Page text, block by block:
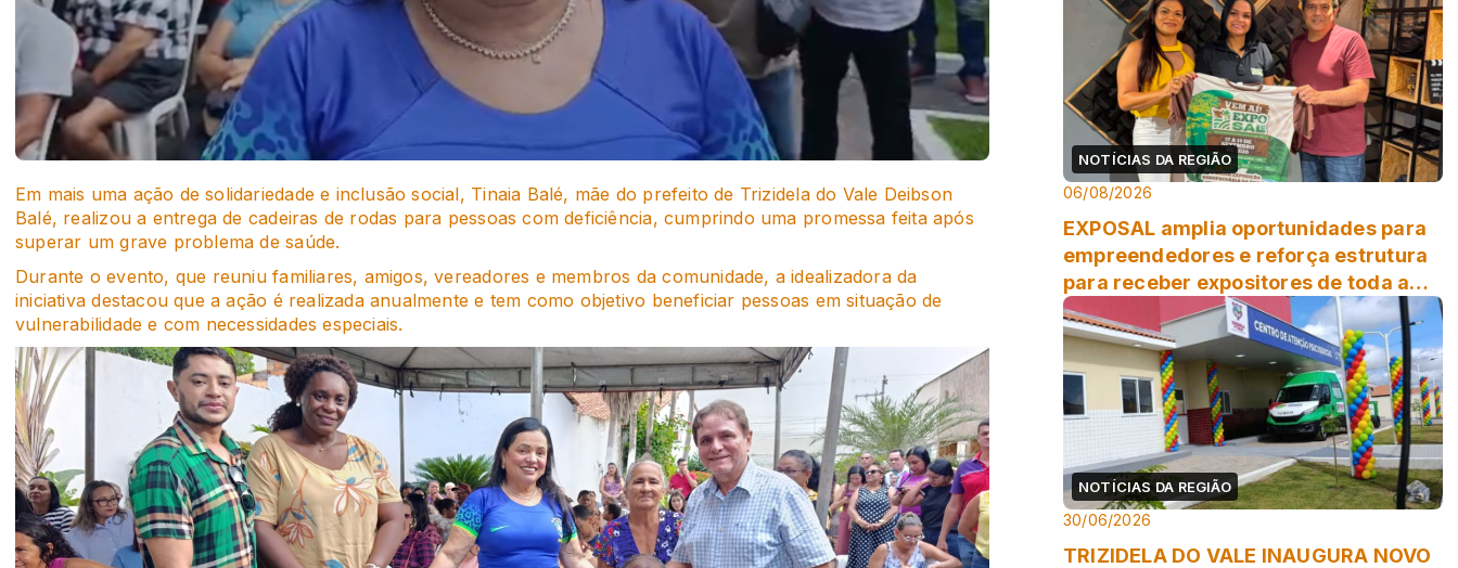
Em mais uma ação de solidariedade e inclusão social, Tinaia Balé, mãe do prefeito de Trizidela do Vale Deibson
Balé, realizou a entrega de cadeiras de rodas para pessoas com deficiência, cumprindo uma promessa feita após
superar um grave problema de saúde.
Durante o evento, que reuniu familiares, amigos, vereadores e membros da comunidade, a idealizadora da
iniciativa destacou que a ação é realizada anualmente e tem como objetivo beneficiar pessoas em situação de
vulnerabilidade e com necessidades especiais.
NOTÍCIAS DA REGIÃO
06/08/2026
EXPOSAL amplia oportunidades para
empreendedores e reforça estrutura
para receber expositores de toda a
região.
NOTÍCIAS DA REGIÃO
30/06/2026
TRIZIDELA DO VALE INAUGURA NOVO